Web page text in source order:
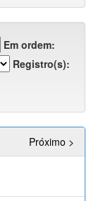
Em ordem:
Registro(s):
Próximo >